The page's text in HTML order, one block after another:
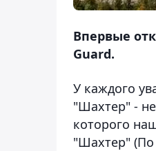
Впервые
Guard.
У каждого
"Шахтер" -
которого
"Шахтер"